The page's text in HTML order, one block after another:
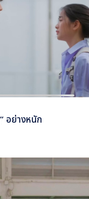
อย่างหนัก